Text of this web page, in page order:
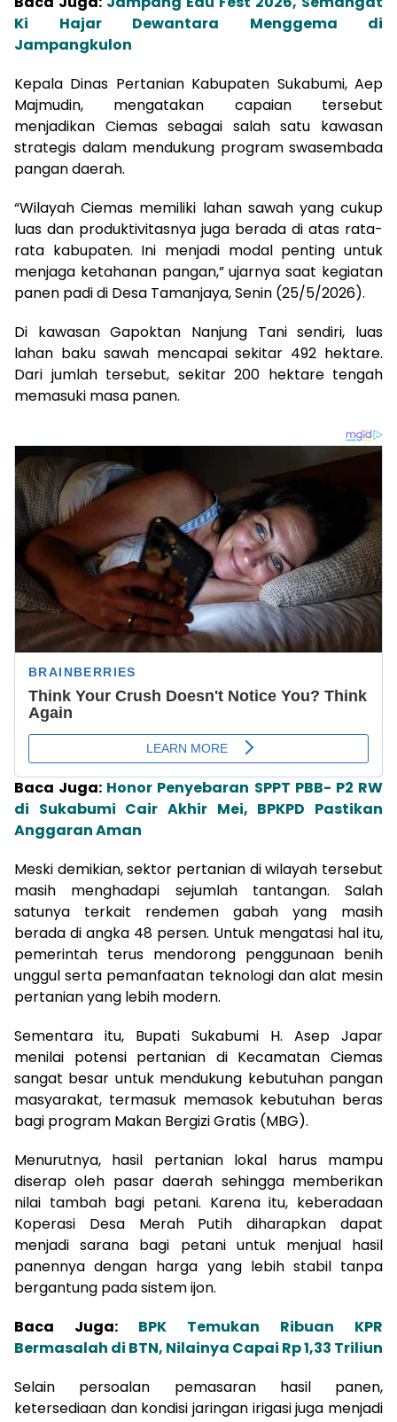
Ki Hajar Dewantara Menggema di
Jampangkulon
Kepala Dinas Pertanian Kabupaten Sukabumi, Aep
Majmudin, mengatakan capaian tersebut
menjadikan Ciemas sebagai salah satu kawasan
strategis dalam mendukung program swasembada
pangan daerah.
“Wilayah Ciemas memiliki lahan sawah yang cukup
luas dan produktivitasnya juga berada di atas rata-
rata kabupaten. Ini menjadi modal penting untuk
menjaga ketahanan pangan,” ujarnya saat kegiatan
panen padi di Desa Tamanjaya, Senin (25/5/2026).
Di kawasan Gapoktan Nanjung Tani sendiri, luas
lahan baku sawah mencapai sekitar 492 hektare.
Dari jumlah tersebut, sekitar 200 hektare tengah
memasuki masa panen.
Baca Juga: Honor Penyebaran SPPT PBB- P2 RW
di Sukabumi Cair Akhir Mei, BPKPD Pastikan
Anggaran Aman
Meski demikian, sektor pertanian di wilayah tersebut
masih menghadapi sejumlah tantangan. Salah
satunya terkait rendemen gabah yang masih
berada di angka 48 persen. Untuk mengatasi hal itu,
pemerintah terus mendorong penggunaan benih
unggul serta pemanfaatan teknologi dan alat mesin
pertanian yang lebih modern.
Sementara itu, Bupati Sukabumi H. Asep Japar
menilai potensi pertanian di Kecamatan Ciemas
sangat besar untuk mendukung kebutuhan pangan
masyarakat, termasuk memasok kebutuhan beras
bagi program Makan Bergizi Gratis (MBG).
Menurutnya, hasil pertanian lokal harus mampu
diserap oleh pasar daerah sehingga memberikan
nilai tambah bagi petani. Karena itu, keberadaan
Koperasi Desa Merah Putih diharapkan dapat
menjadi sarana bagi petani untuk menjual hasil
panennya dengan harga yang lebih stabil tanpa
bergantung pada sistem ijon.
Baca Juga: BPK Temukan Ribuan KPR
Bermasalah di BTN, Nilainya Capai Rp 1,33 Triliun
Selain persoalan pemasaran hasil panen,
ketersediaan dan kondisi jaringan irigasi juga menjadi